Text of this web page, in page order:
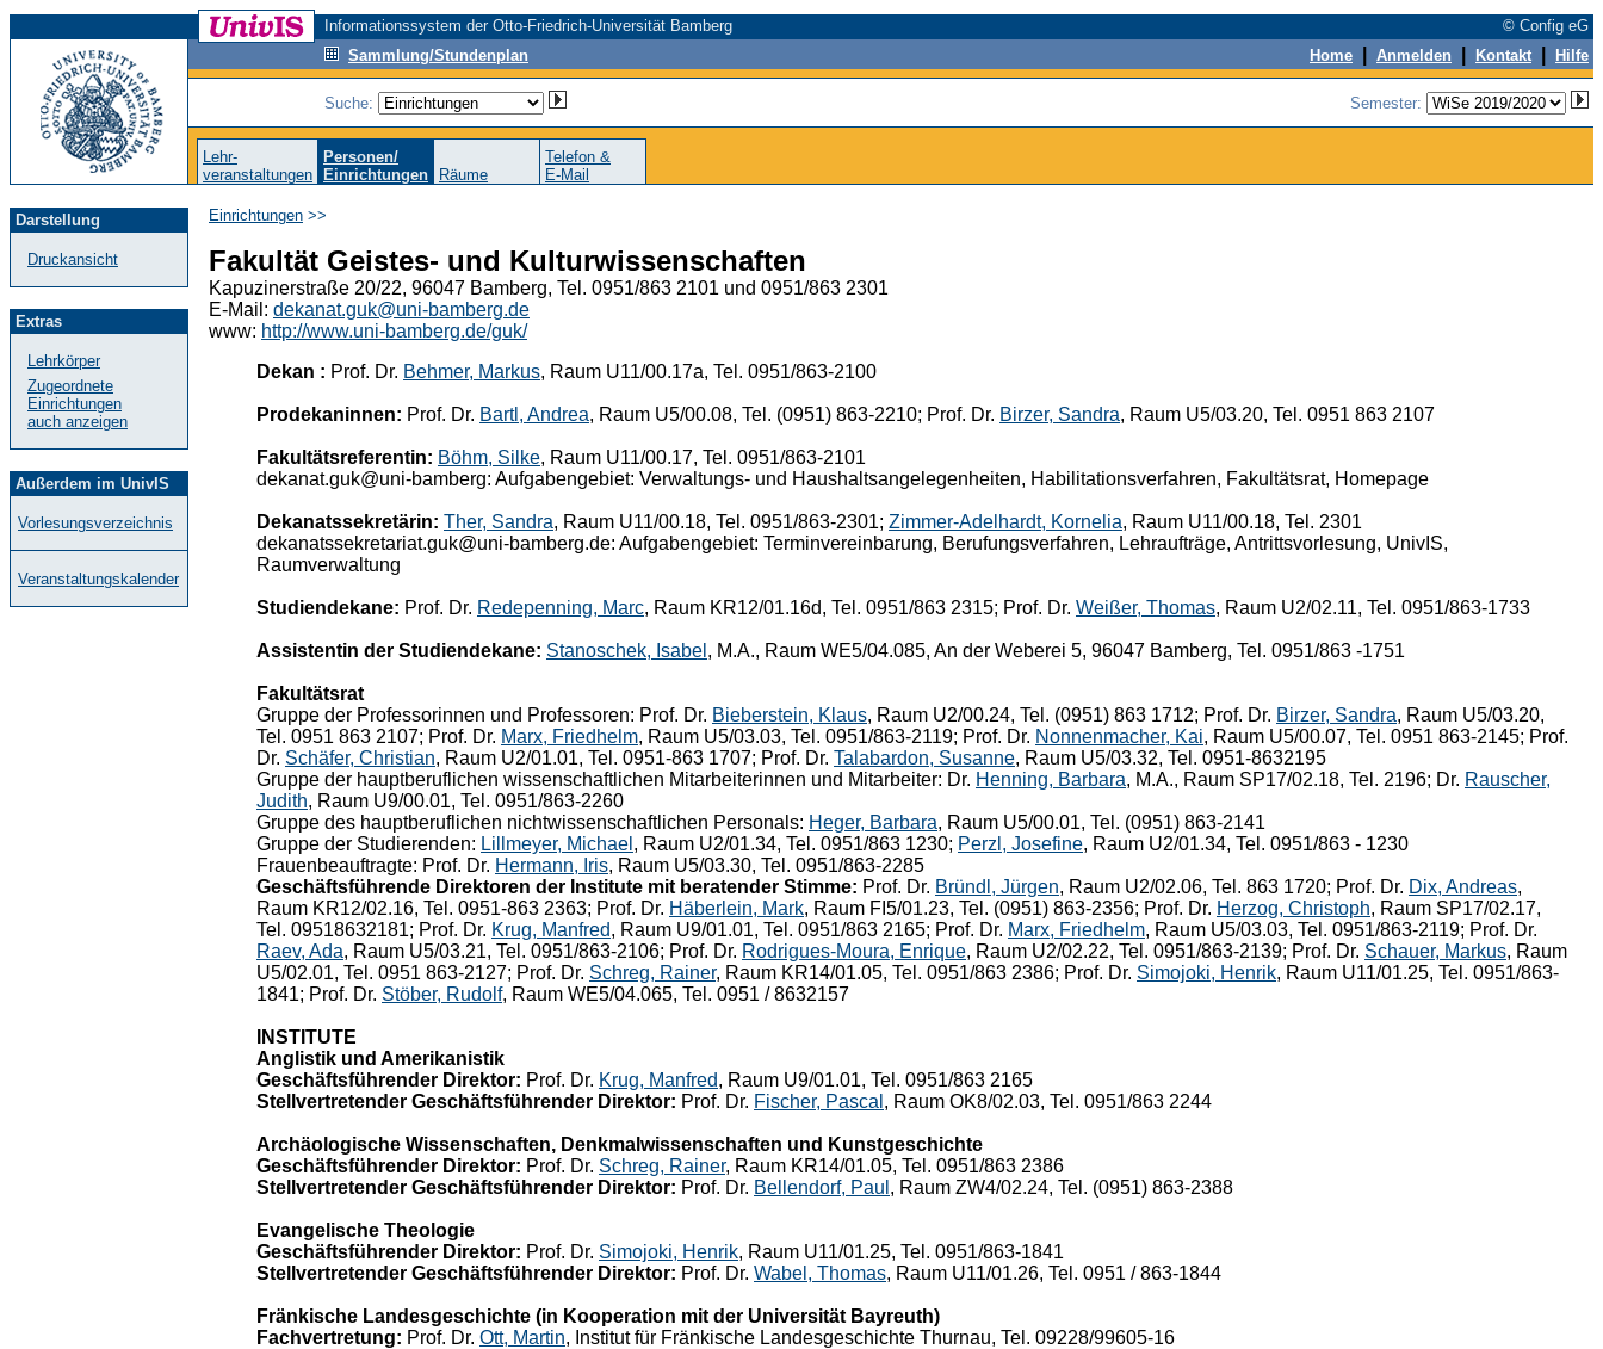
Informationssystem der Otto-Friedrich-Universität Bamberg
© Config eG
Sammlung/Stundenplan
Home Anmelden Kontakt Hilfe
Suche: Semester:
Lehr-
veranstaltungen
Personen/
Einrichtungen
Räume
Telefon &
E-Mail
Darstellung
Druckansicht
Extras
Lehrkörper
Zugeordnete
Einrichtungen
auch anzeigen
Außerdem im UnivIS
Vorlesungsverzeichnis
Veranstaltungskalender
Einrichtungen >>
Fakultät Geistes- und Kulturwissenschaften
Kapuzinerstraße 20/22, 96047 Bamberg, Tel. 0951/863 2101 und 0951/863 2301
E-Mail: dekanat.guk@uni-bamberg.de
www: http://www.uni-bamberg.de/guk/
Dekan : Prof. Dr. Behmer, Markus, Raum U11/00.17a, Tel. 0951/863-2100
Prodekaninnen: Prof. Dr. Bartl, Andrea, Raum U5/00.08, Tel. (0951) 863-2210; Prof. Dr. Birzer, Sandra, Raum U5/03.20, Tel. 0951 863 2107
Fakultätsreferentin: Böhm, Silke, Raum U11/00.17, Tel. 0951/863-2101
dekanat.guk@uni-bamberg: Aufgabengebiet: Verwaltungs- und Haushaltsangelegenheiten, Habilitationsverfahren, Fakultätsrat, Homepage
Dekanatssekretärin: Ther, Sandra, Raum U11/00.18, Tel. 0951/863-2301; Zimmer-Adelhardt, Kornelia, Raum U11/00.18, Tel. 2301
dekanatssekretariat.guk@uni-bamberg.de: Aufgabengebiet: Terminvereinbarung, Berufungsverfahren, Lehraufträge, Antrittsvorlesung, UnivIS,
Raumverwaltung
Studiendekane: Prof. Dr. Redepenning, Marc, Raum KR12/01.16d, Tel. 0951/863 2315; Prof. Dr. Weißer, Thomas, Raum U2/02.11, Tel. 0951/863-1733
Assistentin der Studiendekane: Stanoschek, Isabel , M.A., Raum WE5/04.085, An der Weberei 5, 96047 Bamberg, Tel. 0951/863 -1751
Fakultätsrat
Gruppe der Professorinnen und Professoren: Prof. Dr. Bieberstein, Klaus, Raum U2/00.24, Tel. (0951) 863 1712; Prof. Dr. Birzer, Sandra, Raum U5/03.20,
Tel. 0951 863 2107; Prof. Dr. Marx, Friedhelm, Raum U5/03.03, Tel. 0951/863-2119; Prof. Dr. Nonnenmacher, Kai, Raum U5/00.07, Tel. 0951 863-2145; Prof.
Dr. Schäfer, Christian, Raum U2/01.01, Tel. 0951-863 1707; Prof. Dr. Talabardon, Susanne, Raum U5/03.32, Tel. 0951-8632195
Gruppe der hauptberuflichen wissenschaftlichen Mitarbeiterinnen und Mitarbeiter: Dr. Henning, Barbara, M.A., Raum SP17/02.18, Tel. 2196; Dr. Rauscher,
Judith, Raum U9/00.01, Tel. 0951/863-2260
Gruppe des hauptberuflichen nichtwissenschaftlichen Personals: Heger, Barbara, Raum U5/00.01, Tel. (0951) 863-2141
Gruppe der Studierenden: Lillmeyer, Michael , Raum U2/01.34, Tel. 0951/863 1230; Perzl, Josefine, Raum U2/01.34, Tel. 0951/863 - 1230
Frauenbeauftragte: Prof. Dr. Hermann, Iris, Raum U5/03.30, Tel. 0951/863-2285
Geschäftsführende Direktoren der Institute mit beratender Stimme: Prof. Dr. Bründl, Jürgen, Raum U2/02.06, Tel. 863 1720; Prof. Dr. Dix, Andreas,
Raum KR12/02.16, Tel. 0951-863 2363; Prof. Dr. Häberlein, Mark, Raum FI5/01.23, Tel. (0951) 863-2356; Prof. Dr. Herzog, Christoph, Raum SP17/02.17,
Tel. 09518632181; Prof. Dr. Krug, Manfred, Raum U9/01.01, Tel. 0951/863 2165; Prof. Dr. Marx, Friedhelm, Raum U5/03.03, Tel. 0951/863-2119; Prof. Dr.
Raev, Ada, Raum U5/03.21, Tel. 0951/863-2106; Prof. Dr. Rodrigues-Moura, Enrique, Raum U2/02.22, Tel. 0951/863-2139; Prof. Dr. Schauer, Markus, Raum
U5/02.01, Tel. 0951 863-2127; Prof. Dr. Schreg, Rainer, Raum KR14/01.05, Tel. 0951/863 2386; Prof. Dr. Simojoki, Henrik, Raum U11/01.25, Tel. 0951/863-
1841; Prof. Dr. Stöber, Rudolf, Raum WE5/04.065, Tel. 0951 / 8632157
INSTITUTE
Anglistik und Amerikanistik
Geschäftsführender Direktor: Prof. Dr. Krug, Manfred, Raum U9/01.01, Tel. 0951/863 2165
Stellvertretender Geschäftsführender Direktor: Prof. Dr. Fischer, Pascal , Raum OK8/02.03, Tel. 0951/863 2244
Archäologische Wissenschaften, Denkmalwissenschaften und Kunstgeschichte
Geschäftsführender Direktor: Prof. Dr. Schreg, Rainer, Raum KR14/01.05, Tel. 0951/863 2386
Stellvertretender Geschäftsführender Direktor: Prof. Dr. Bellendorf, Paul , Raum ZW4/02.24, Tel. (0951) 863-2388
Evangelische Theologie
Geschäftsführender Direktor: Prof. Dr. Simojoki, Henrik, Raum U11/01.25, Tel. 0951/863-1841
Stellvertretender Geschäftsführender Direktor: Prof. Dr. Wabel, Thomas, Raum U11/01.26, Tel. 0951 / 863-1844
Fränkische Landesgeschichte (in Kooperation mit der Universität Bayreuth)
Fachvertretung: Prof. Dr. Ott, Martin, Institut für Fränkische Landesgeschichte Thurnau, Tel. 09228/99605-16